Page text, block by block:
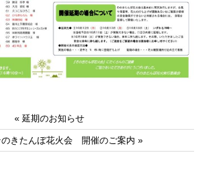
« 延期のお知らせ
きたんぼ花火会 開催のご案内 »